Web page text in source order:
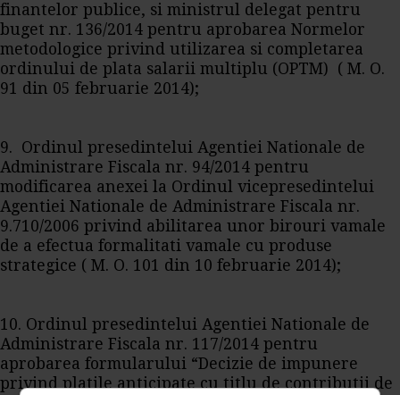
finantelor publice, si ministrul delegat pentru
buget nr. 136/2014 pentru aprobarea Normelor
metodologice privind utilizarea si completarea
ordinului de plata salarii multiplu (OPTM) ( M. O.
91 din 05 februarie 2014);
9. Ordinul presedintelui Agentiei Nationale de
Administrare Fiscala nr. 94/2014 pentru
modificarea anexei la Ordinul vicepresedintelui
Agentiei Nationale de Administrare Fiscala nr.
9.710/2006 privind abilitarea unor birouri vamale
de a efectua formalitati vamale cu produse
strategice ( M. O. 101 din 10 februarie 2014);
10. Ordinul presedintelui Agentiei Nationale de
Administrare Fiscala nr. 117/2014 pentru
aprobarea formularului “Decizie de impunere
privind platile anticipate cu titlu de contributii de